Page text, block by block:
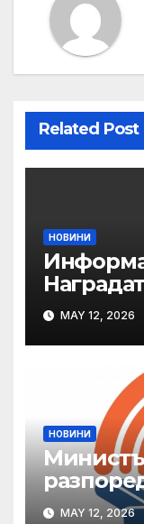
Related Post
НОВИНИ
на ОАЕ
MAY 12, 2026
НОВИНИ
MAY 12, 2026